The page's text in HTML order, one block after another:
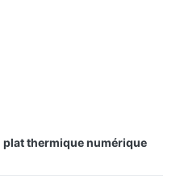
plat thermique numérique